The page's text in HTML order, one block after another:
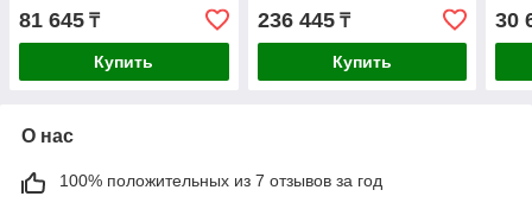
81 645 ₸
Купить
236 445₸
Купить
30
О нас
100% положительных из 7 отзывов за год